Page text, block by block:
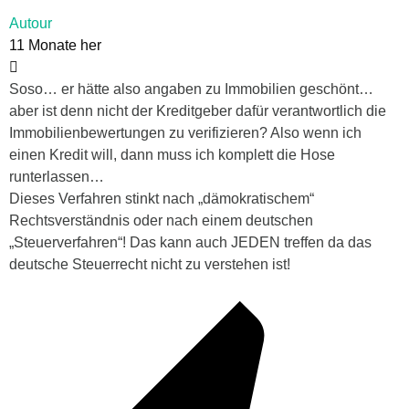
Autour
11 Monate her
Soso… er hätte also angaben zu Immobilien geschönt…
aber ist denn nicht der Kreditgeber dafür verantwortlich die
Immobilienbewertungen zu verifizieren? Also wenn ich
einen Kredit will, dann muss ich komplett die Hose
runterlassen…
Dieses Verfahren stinkt nach „dämokratischem“
Rechtsverständnis oder nach einem deutschen
„Steuerverfahren“! Das kann auch JEDEN treffen da das
deutsche Steuerrecht nicht zu verstehen ist!